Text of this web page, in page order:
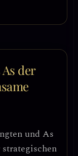
der
und As